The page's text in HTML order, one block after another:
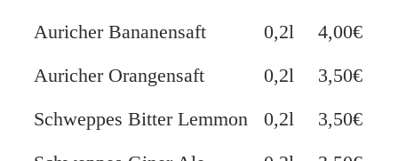
Auricher Bananensaft
0,2l
4,00€
Auricher Orangensaft
0,2l
3,50€
Schweppes Bitter Lemmon
0,2l
3,50€